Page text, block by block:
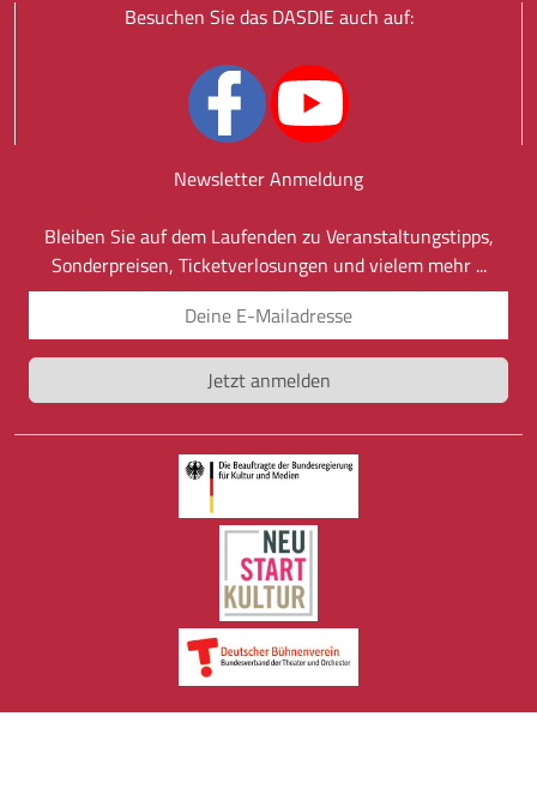
Besuchen Sie das DASDIE auch auf:
Newsletter Anmeldung
Bleiben Sie auf dem Laufenden zu Veranstaltungstipps,
Sonderpreisen, Ticketverlosungen und vielem mehr ...